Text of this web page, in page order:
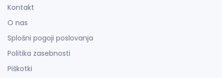
Kontakt
O nas
Splošni pogoji poslovanja
Politika zasebnosti
Piškotki